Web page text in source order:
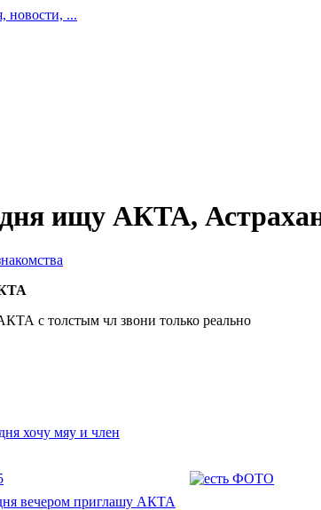
новости, ...
ищу АКТА,
с толстым чл звони только реально
хочу мяу и член
вечером приглашу АКТА